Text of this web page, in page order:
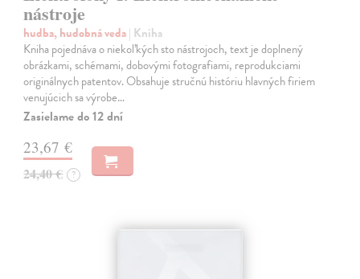
nástroje
hudba, hudobná veda| Kniha
Kniha pojednáva o niekoľkých sto nástrojoch, text je doplnený
obrázkami, schémami, dobovými fotografiami, reprodukciami
originálnych patentov. Obsahuje stručnú históriu hlavných firiem
venujúcich sa výrobe…
Zasielame do 12 dní
23,67 €
24,40 € ?